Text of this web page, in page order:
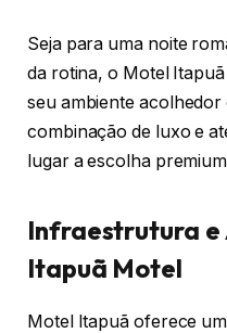
Seja para uma noite
da rotina, o Motel
seu ambiente acolhedor
combinação de luxo e
lugar a escolha
Infraestrutura e
Itapuã Motel
Motel Itapuã oferece